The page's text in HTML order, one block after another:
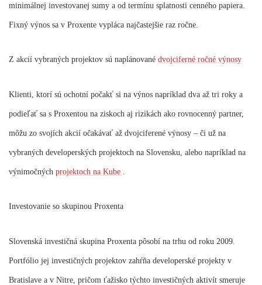
minimálnej investovanej sumy a od termínu splatnosti cenného papiera.
Fixný výnos sa v Proxente vypláca najčastejšie raz ročne.
Z akcií vybraných projektov sú naplánované dvojciferné ročné výnosy
Klienti, ktorí sú ochotní počakť si na výnos napríklad dva až tri roky a
podieľať sa s Proxentou na ziskoch aj rizikách ako rovnocenný partner,
môžu zo svojích akcií očakávať až dvojciferené výnosy – či už na
vybraných developerských projektoch na Slovensku, alebo napríklad na
výnimočných projektoch na Kube
Investovanie so skupinou Proxenta
Slovenská investičná skupina Proxenta pôsobí na trhu od roku 2009.
Portfólio jej investičných projektov zahŕňa developerské projekty v
Bratislave a v Nitre, pričom ťažisko týchto investičných aktivít smeruje